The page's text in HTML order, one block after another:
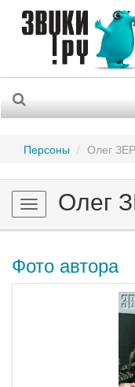
Персоны Олег
Toggle
navigation
Олег
Фото автора